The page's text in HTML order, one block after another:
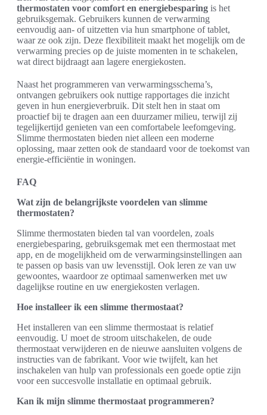
thermostaten voor comfort en energiebesparing is het
gebruiksgemak. Gebruikers kunnen de verwarming
eenvoudig aan- of uitzetten via hun smartphone of tablet,
waar ze ook zijn. Deze flexibiliteit maakt het mogelijk om de
verwarming precies op de juiste momenten in te schakelen,
wat direct bijdraagt aan lagere energiekosten.
Naast het programmeren van verwarmingsschema’s,
ontvangen gebruikers ook nuttige rapportages die inzicht
geven in hun energieverbruik. Dit stelt hen in staat om
proactief bij te dragen aan een duurzamer milieu, terwijl zij
tegelijkertijd genieten van een comfortabele leefomgeving.
Slimme thermostaten bieden niet alleen een moderne
oplossing, maar zetten ook de standaard voor de toekomst van
energie-efficiëntie in woningen.
FAQ
Wat zijn de belangrijkste voordelen van slimme
thermostaten?
Slimme thermostaten bieden tal van voordelen, zoals
energiebesparing, gebruiksgemak met een thermostaat met
app, en de mogelijkheid om de verwarmingsinstellingen aan
te passen op basis van uw levensstijl. Ook leren ze van uw
gewoontes, waardoor ze optimaal samenwerken met uw
dagelijkse routine en uw energiekosten verlagen.
Hoe installeer ik een slimme thermostaat?
Het installeren van een slimme thermostaat is relatief
eenvoudig. U moet de stroom uitschakelen, de oude
thermostaat verwijderen en de nieuwe aansluiten volgens de
instructies van de fabrikant. Voor wie twijfelt, kan het
inschakelen van hulp van professionals een goede optie zijn
voor een succesvolle installatie en optimaal gebruik.
Kan ik mijn slimme thermostaat programmeren?